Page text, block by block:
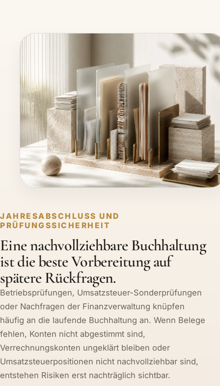
JAHRESABSCHLUSS UND
PRÜFUNGSSICHERHEIT
Eine nachvollziehbare Buchhaltung
ist die beste Vorbereitung auf
spätere Rückfragen.
Betriebsprüfungen, Umsatzsteuer-Sonderprüfungen
oder Nachfragen der Finanzverwaltung knüpfen
häufig an die laufende Buchhaltung an. Wenn Belege
fehlen, Konten nicht abgestimmt sind,
Verrechnungskonten ungeklärt bleiben oder
Umsatzsteuerpositionen nicht nachvollziehbar sind,
entstehen Risiken erst nachträglich sichtbar.